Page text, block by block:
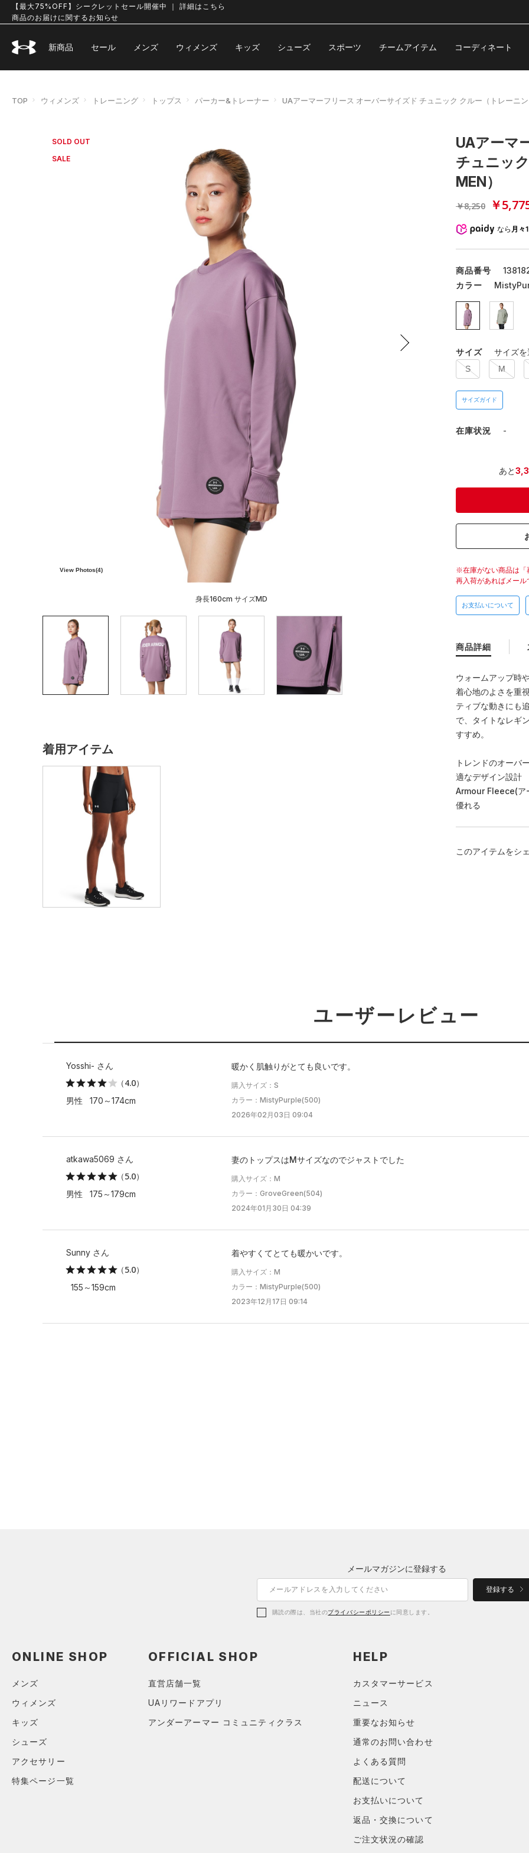
【最大75%OFF】シークレットセール開催中 ｜ 詳細はこちら
商品のお届けに関するお知らせ
新商品 セール メンズ ウィメンズ キッズ シューズ スポーツ チームアイテム コーディネート
TOP ウィメンズ トレーニング トップス パーカー&トレーナー UAアーマーフリース オーバーサイズド チュニック クルー（トレーニ
SOLD OUT
SALE
View Photos(4)
身長160cm サイズMD
着用アイテム
UAアーマ
チュニッ
MEN）
￥8,250 ￥
なら 月々
商品番号
カラー
サイズ サイズ
S M
サイズガイド
在庫状況 -
あと
在庫がない商品は
再入荷があればメー
お支払いについて
商品詳細
ウォームアップ時
着心地のよさを重
ティブな動きにも
で、タイトなレギ
すすめ。
トレンドのオーバ
適なデザイン設計
Armour Fleece(ア
優れる
このアイテムをシ
ユーザーレビュー
Yosshi- さん
（4.0）
男性 170～174cm
暖かく肌触りがとても良いです。
購入サイズ：S
カラー：MistyPurple(500)
2026年02月03日 09:04
atkawa5069 さん
（5.0）
男性 175～179cm
妻のトップスはMサイズなのでジャストでした
購入サイズ：M
カラー：GroveGreen(504)
2024年01月30日 04:39
Sunny さん
（5.0）
155～159cm
着やすくてとても暖かいです。
購入サイズ：M
カラー：MistyPurple(500)
2023年12月17日 09:14
メールマガジンに登録する
登録する
購読の際は、当社のプライバシーポリシー に同意します。
ONLINE SHOP
メンズ
ウィメンズ
キッズ
シューズ
アクセサリー
特集ページ一覧
OFFICIAL SHOP
直営店舗一覧
UAリワードアプリ
アンダーアーマー コミュニティクラス
HELP
カスタマーサービス
ニュース
重要なお知らせ
通常のお問い合わせ
よくある質問
配送について
お支払いについて
返品・交換について
ご注文状況の確認